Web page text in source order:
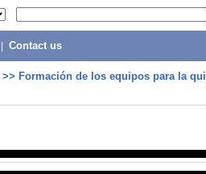
Contact us
>> Formación de los equipos para la